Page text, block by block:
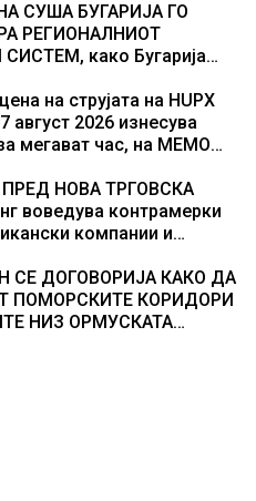
СУША БУГАРИЈА ГО
РЕГИОНАЛНИОТ
како Бугарија
енергија од батерии
на струјата на HUPX
август 2026 изнесува
мегават час, на МЕМО
НОВА ТРГОВСКА
воведува контрамерки
компании и
СЕ ДОГОВОРИЈА КАКО ДА
ПОМОРСКИТЕ КОРИДОРИ
НИЗ ОРМУСКАТА